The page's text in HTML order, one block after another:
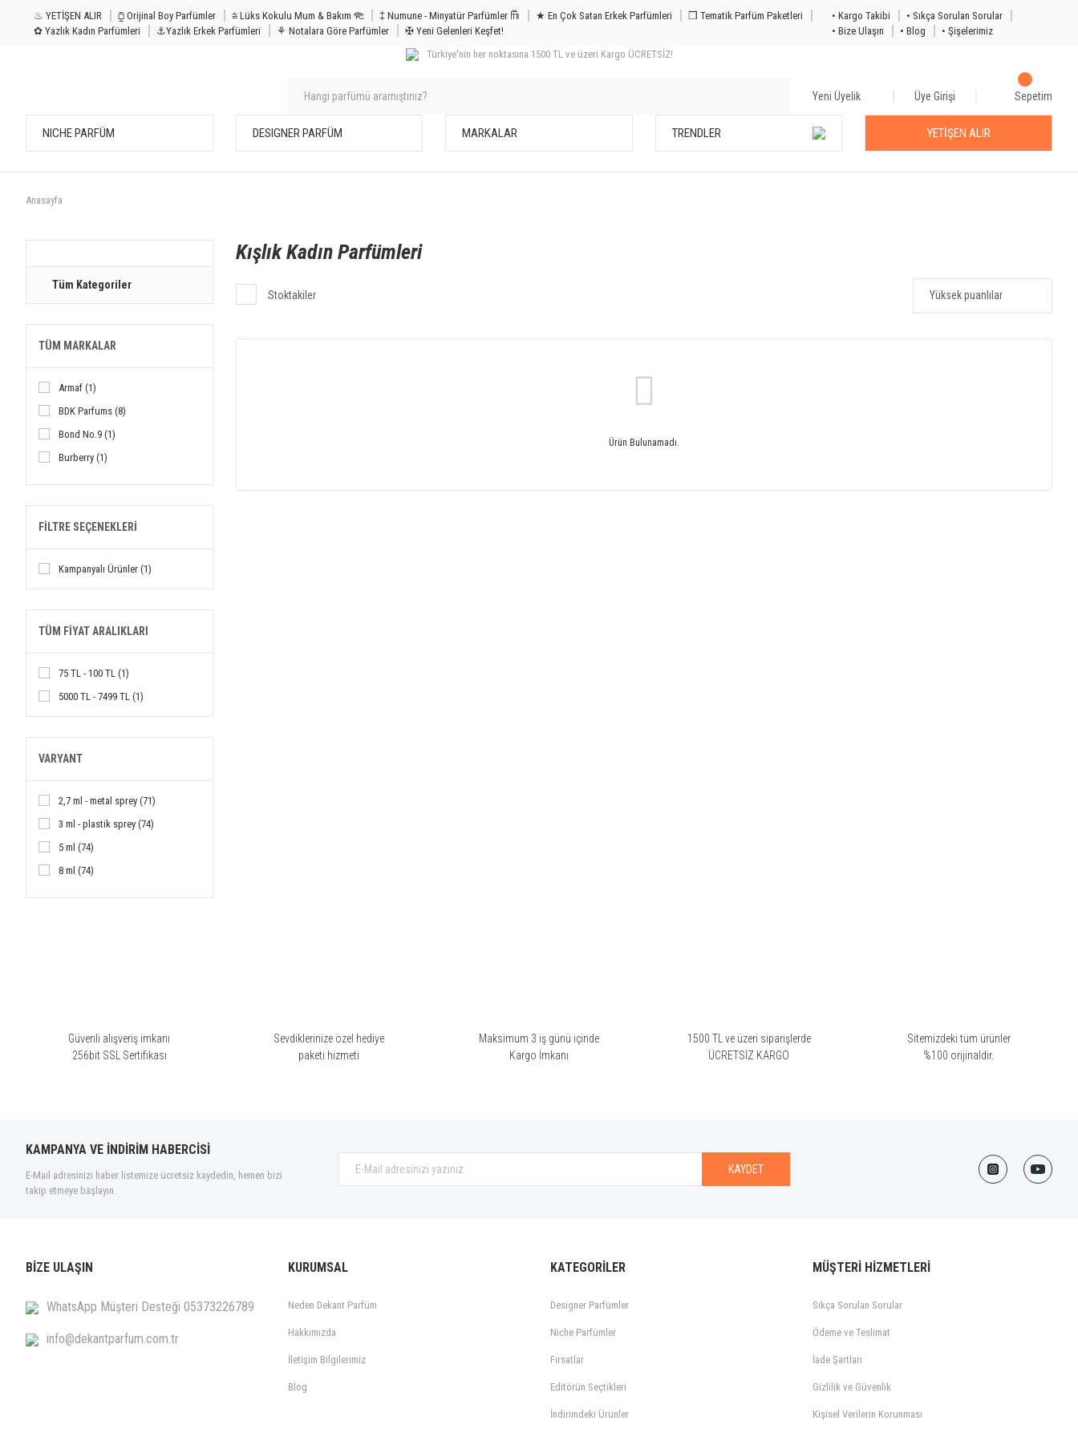
♨ YETİŞEN ALIR ⧮ Orijinal Boy Parfümler ⩭ Lüks Kokulu Mum & Bakım 𐦝 ‡ Numune - Minyatür Parfümler 𐙏 ★ En Çok Satan Erkek Parfümleri
❒ Tematik Parfüm Paketleri
✿ Yazlık Kadın Parfümleri
⚓Yazlık Erkek Parfümleri ⚘ Notalara Göre Parfümler ✠ Yeni Gelenleri Keşfet!
• Kargo Takibi
• Sıkça Sorulan Sorular
• Bize Ulaşın
• Blog
• Şişelerimiz
Türkiye'nin her noktasına 1500 TL ve üzeri Kargo ÜCRETSİZ!
Yeni Üyelik Üye Girişi Sepetim
NICHE PARFÜM DESIGNER PARFÜM MARKALAR TRENDLER YETİŞEN ALIR
Anasayfa
Tüm Kategoriler
TÜM MARKALAR
Armaf (1)
BDK Parfums (8)
Bond No.9 (1)
Burberry (1)
Chanel (1)
Dior (3)
Gruccione (3)
Gucci (1)
Jovoy (1)
Kilian (2)
Lancome (2)
Lattafa (1)
Mancera (2)
Montale (2)
Mugler (3)
Sospiro (1)
The Merchant of Venice (1)
Tom Ford (16)
Une Nuit Nomade (1)
FILTRE SEÇENEKLERI
Kampanyalı Ürünler (1)
TÜM FIYAT ARALIKLARI
75 TL - 100 TL (1)
5000 TL - 7499 TL (1)
VARYANT
2,7 ml - metal sprey (71)
3 ml - plastik sprey (74)
5 ml (74)
8 ml (74)
Kışlık Kadın Parfümleri
Stoktakiler
Ürün Bulunamadı.
Güvenli alışveriş imkanı
256bit SSL Sertifikası
Sevdiklerinize özel hediye
paketi hizmeti
Maksimum 3 iş günü içinde
Kargo İmkanı
1500 TL ve üzeri siparişlerde
ÜCRETSİZ KARGO
Sitemizdeki tüm ürünler
%100 orijinaldir.
KAMPANYA VE İNDİRİM HABERCİSİ
E-Mail adresinizi haber listemize ücretsiz kaydedin, hemen bizi
takip etmeye başlayın.
KAYDET
BİZE ULAŞIN
WhatsApp Müşteri Desteği 05373226789
info@dekantparfum.com.tr
KURUMSAL
Neden Dekant Parfüm
Hakkımızda
İletişim Bilgilerimiz
Blog
KATEGORİLER
Designer Parfümler
Niche Parfümler
Fırsatlar
Editörün Seçtikleri
İndirimdeki Ürünler
MÜŞTERİ HİZMETLERİ
Sıkça Sorulan Sorular
Ödeme ve Teslimat
İade Şartları
Gizlilik ve Güvenlik
Kişisel Verilerin Korunması